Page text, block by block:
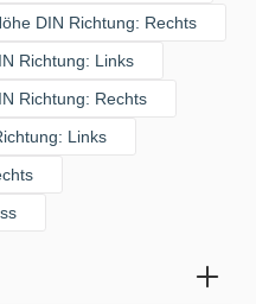
DIN Richtung: Rechts
Richtung: Links
Richtung: Rechts
Links
Wert ein